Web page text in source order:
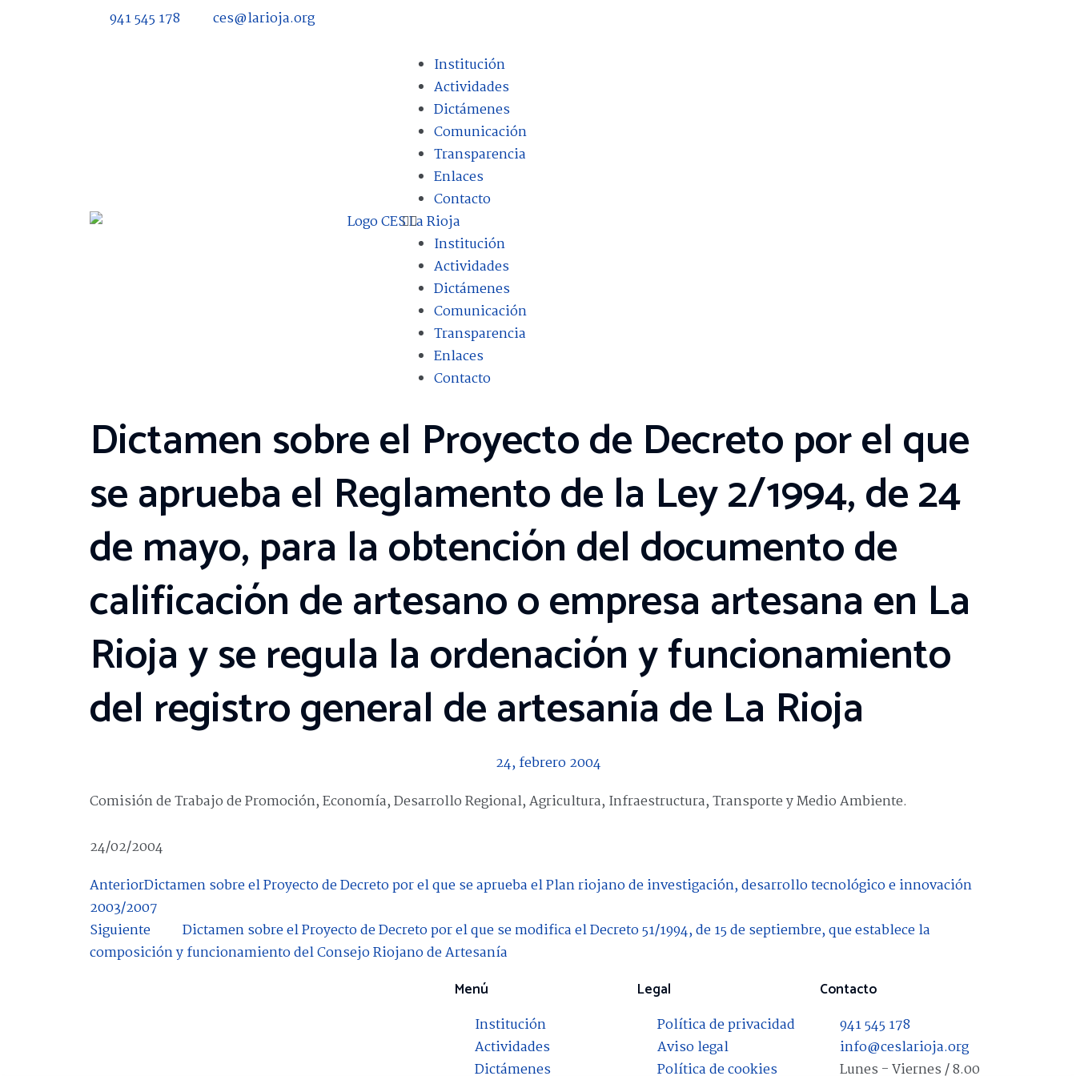
941 545 178 ces@larioja.org
Institución
Actividades
Dictámenes
Comunicación
Transparencia
Enlaces
Contacto
Institución
Actividades
Dictámenes
Comunicación
Transparencia
Enlaces
Contacto
Dictamen sobre el Proyecto de Decreto por el que
se aprueba el Reglamento de la Ley 2/1994, de 24
de mayo, para la obtención del documento de
calificación de artesano o empresa artesana en La
Rioja y se regula la ordenación y funcionamiento
del registro general de artesanía de La Rioja
24, febrero 2004
Comisión de Trabajo de Promoción, Economía, Desarrollo Regional, Agricultura, Infraestructura, Transporte y Medio Ambiente.
24/02/2004
AnteriorDictamen sobre el Proyecto de Decreto por el que se aprueba el Plan riojano de investigación, desarrollo tecnológico e innovación
2003/2007
Siguiente
Dictamen sobre el Proyecto de Decreto por el que se modifica el Decreto 51/1994, de 15 de septiembre, que establece la
composición y funcionamiento del Consejo Riojano de Artesanía
Menú
Institución
Actividades
Dictámenes
Legal
Política de privacidad
Aviso legal
Política de cookies
Contacto
941 545 178
info@ceslarioja.org
Lunes - Viernes / 8.00